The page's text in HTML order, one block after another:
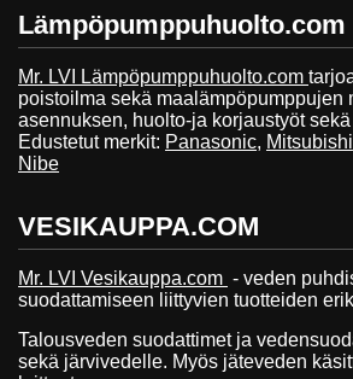
Lämpöpumppuhuolto.com
Mr. LVI Lämpöpumppuhuolto.com
poistoilma sekä maalämpöpumppujen
asennuksen, huolto-ja korjaustyöt
Edustetut merkit: Panasonic, Mitsubishi
Nibe
VESIKAUPPA.COM
Mr. LVI Vesikauppa.com - veden
suodattamiseen liittyvien tuotteiden
Talousveden suodattimet ja
sekä järvivedelle. Myös jäteveden